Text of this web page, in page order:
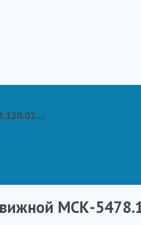
МСК-